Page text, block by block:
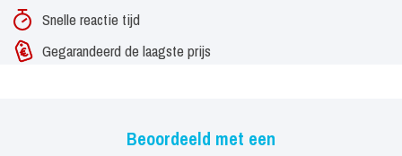
Snelle reactie tijd
Gegarandeerd de laagste prijs
Beoordeeld met een